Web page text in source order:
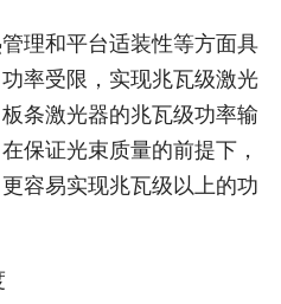
理和平台适装性等方面具
率受限，实现兆瓦级激光
条激光器的兆瓦级功率输
保证光束质量的前提下，
容易实现兆瓦级以上的功